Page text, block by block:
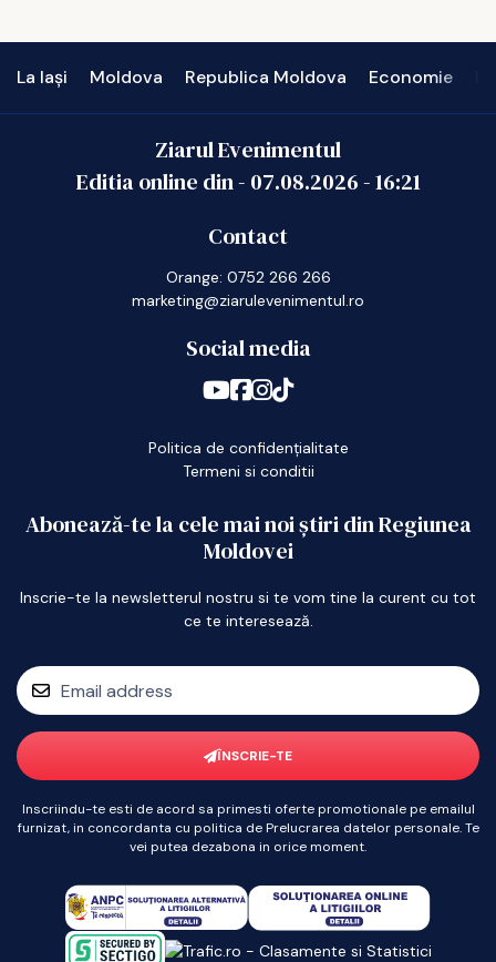
La Iași Moldova Republica Moldova Economie
Ziarul Evenimentul
Editia online din - 07.08.2026-16:21
Contact
Orange: 0752 266 266
marketing@ziarulevenimentul.ro
Social media
Politica de confidențialitate
Termeni si conditii
Abonează-te la cele mai noi știri din Regiunea
Moldovei
Inscrie-te la newsletterul nostru si te vom tine la curent cu tot
ce te interesează.
ÎNSCRIE-TE
Inscriindu-te esti de acord sa primesti oferte promotionale pe emailul
furnizat, in concordanta cu politica de Prelucrarea datelor personale. Te
vei putea dezabona in orice moment.